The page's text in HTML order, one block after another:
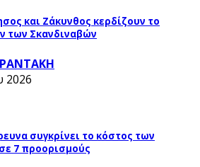
και Ζάκυνθος κερδίζουν το
των Σκανδιναβών
2026
συγκρίνει το κόστος των
7 προορισμούς